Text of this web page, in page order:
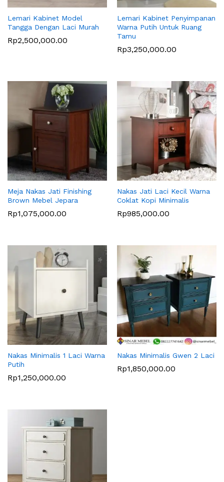
Lemari Kabinet Model
Tangga Dengan Laci Murah
Rp2,500,000.00
Lemari Kabinet Penyimpanan
Warna Putih Untuk Ruang
Tamu
Rp3,250,000.00
Meja Nakas Jati Finishing
Brown Mebel Jepara
Rp1,075,000.00
Nakas Jati Laci Kecil Warna
Coklat Kopi Minimalis
Rp985,000.00
Nakas Minimalis 1 Laci Warna
Putih
Rp1,250,000.00
Nakas Minimalis Gwen 2 Laci
Rp1,850,000.00